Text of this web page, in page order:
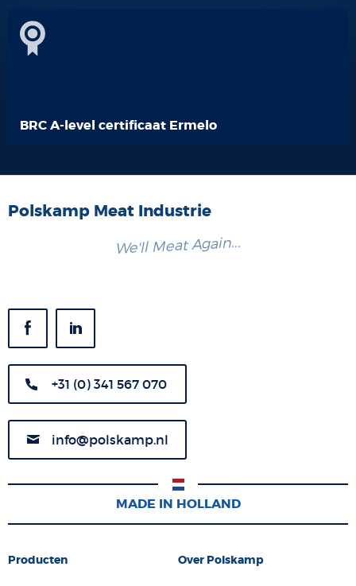
BRC A-level certificaat Ermelo
Polskamp Meat Industrie
We'll Meat Again...
+31 (0) 341 567 070
info@polskamp.nl
MADE IN HOLLAND
Producten Over Polskamp